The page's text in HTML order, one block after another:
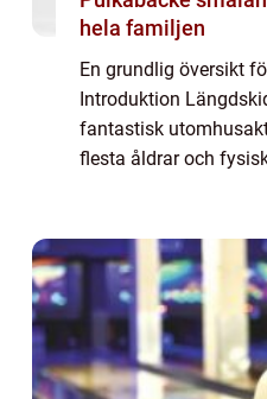
hela familjen
En grundlig översikt
Introduktion
fantastisk
flesta åldrar och
inklusive oli...